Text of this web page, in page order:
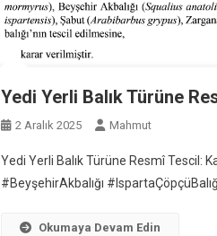
Yedi Yerli Balık Türüne
2 Aralık 2025 Mahmut
Yedi Yerli Balık Türüne Resmî Tescil:
#BeyşehirAkbalığı
Okumaya Devam Edin